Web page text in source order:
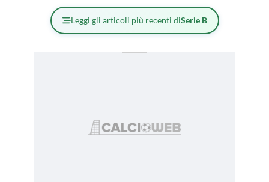
Leggi gli articoli più recenti diSerie B